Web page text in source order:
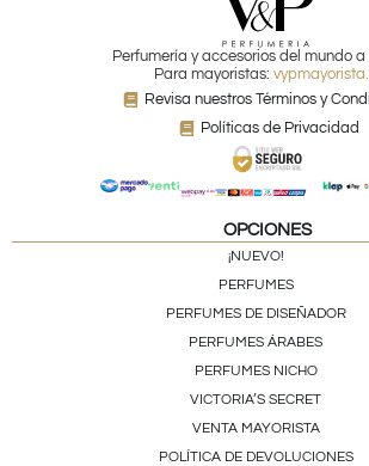
Perfumería y accesorios del mundo a
Para mayoristas:
Revisa nuestros Términos y
Políticas de Privacidad
OPCIONES
¡NUEVO!
PERFUMES
PERFUMES DE DISEÑADOR
PERFUMES ÁRABES
PERFUMES NICHO
VICTORIA’S SECRET
VENTA MAYORISTA
POLÍTICA DE DEVOLUCIONES